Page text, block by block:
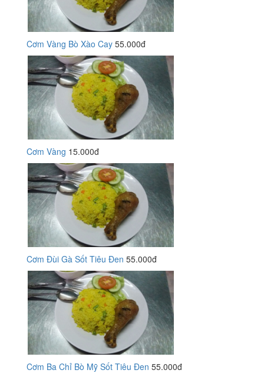
Cơm Vàng Bò Xào Cay 55.000đ
Cơm Vàng 15.000đ
Cơm Đùi Gà Sốt Tiêu Đen 55.000đ
Cơm Ba Chỉ Bò Mỹ Sốt Tiêu Đen 55.000đ